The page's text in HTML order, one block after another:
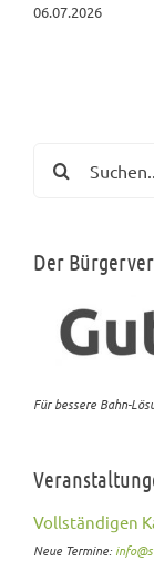
06.07.2026
nach:
Der
Für bessere Bahn-
Vollständigen
Neue Termine: